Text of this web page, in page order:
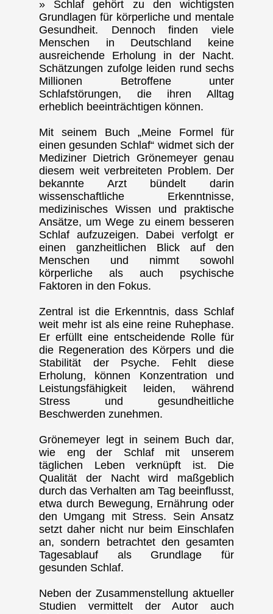
» Schlaf gehört zu den wichtigsten
Grundlagen für körperliche und mentale
Gesundheit. Dennoch finden viele
Menschen in Deutschland keine
ausreichende Erholung in der Nacht.
Schätzungen zufolge leiden rund sechs
Millionen Betroffene unter
Schlafstörungen, die ihren Alltag
erheblich beeinträchtigen können.
Mit seinem Buch „Meine Formel für
einen gesunden Schlaf“ widmet sich der
Mediziner Dietrich Grönemeyer genau
diesem weit verbreiteten Problem. Der
bekannte Arzt bündelt darin
wissenschaftliche Erkenntnisse,
medizinisches Wissen und praktische
Ansätze, um Wege zu einem besseren
Schlaf aufzuzeigen. Dabei verfolgt er
einen ganzheitlichen Blick auf den
Menschen und nimmt sowohl
körperliche als auch psychische
Faktoren in den Fokus.
Zentral ist die Erkenntnis, dass Schlaf
weit mehr ist als eine reine Ruhephase.
Er erfüllt eine entscheidende Rolle für
die Regeneration des Körpers und die
Stabilität der Psyche. Fehlt diese
Erholung, können Konzentration und
Leistungsfähigkeit leiden, während
Stress und gesundheitliche
Beschwerden zunehmen.
Grönemeyer legt in seinem Buch dar,
wie eng der Schlaf mit unserem
täglichen Leben verknüpft ist. Die
Qualität der Nacht wird maßgeblich
durch das Verhalten am Tag beeinflusst,
etwa durch Bewegung, Ernährung oder
den Umgang mit Stress. Sein Ansatz
setzt daher nicht nur beim Einschlafen
an, sondern betrachtet den gesamten
Tagesablauf als Grundlage für
gesunden Schlaf.
Neben der Zusammenstellung aktueller
Studien vermittelt der Autor auch